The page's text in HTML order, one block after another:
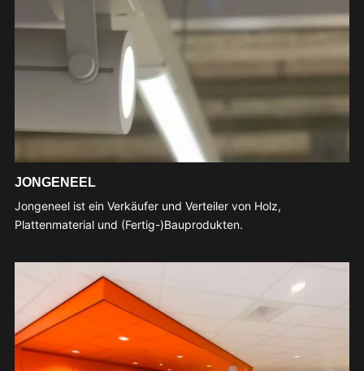
JONGENEEL
Jongeneel ist ein Verkäufer und Verteiler von Holz,
Plattenmaterial und (Fertig-)Bauprodukten.